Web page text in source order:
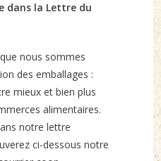
dans la Lettre du
nous sommes
des emballages :
mieux et bien plus
alimentaires.
notre lettre
ci-dessous notre